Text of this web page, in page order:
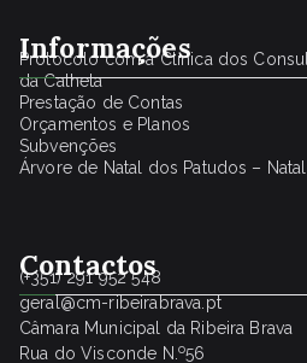
Informações
Protocolo com a Clínica dos
da Calheta
Prestação de Contas
Orçamentos e Planos
Subvenções
Árvore de Natal dos Patudos –
Contactos
(+351) 291 952 548
geral@cm-ribeirabrava.pt
Câmara Municipal da Ribeira Brava
Rua do Visconde N. o56